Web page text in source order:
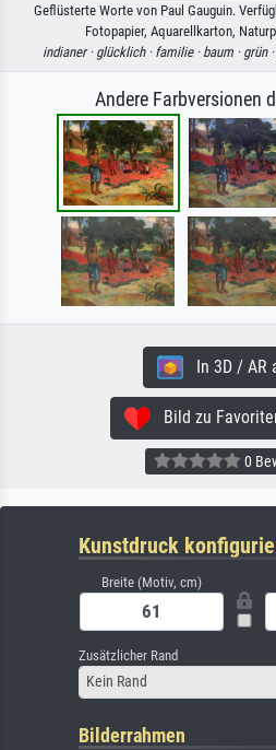
Geflüsterte Worte von Paul Gauguin.
Fotopapier, Aquarellkarton,
indianer · glücklich · familie · baum · grün ·
Andere Farbversionen
In 3D / AR
Bild zu
0
Kunstdruck
Breite (Motiv, cm)
Zusätzlicher Rand
Kein Rand
Bilderrahmen